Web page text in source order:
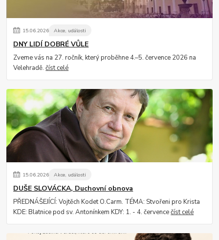
15.06.2026 Akce, události
DNY LIDÍ DOBRÉ VŮLE
Zveme vás na 27. ročník, který proběhne 4.–5. července 2026 na
Velehradě.číst celé
15.06.2026 Akce, události
DUŠE SLOVÁCKA, Duchovní obnova
PŘEDNÁŠEJÍCÍ: Vojtěch Kodet O.Carm. TÉMA: Stvořeni pro Krista
KDE: Blatnice pod sv. Antonínkem KDY: 1. - 4. červencečíst celé